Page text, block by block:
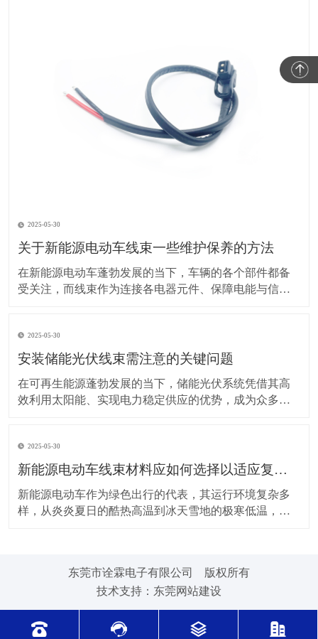
2025-05-30
关于新能源电动车线束一些维护保养的方法
在新能源电动车蓬勃发展的当下，车辆的各个部件都备
受关注，而线束作为连接各电器元件、保障电能与信号
让车辆运行更稳定、安全，还能延长其使用寿命。 日常
驾驶习惯对线束的影响不容小觑。平稳驾驶是维护线束
2025-05-30
安装储能光伏线束需注意的关键问题
在可再生能源蓬勃发展的当下，储能光伏系统凭借其高
效利用太阳能、实现电力稳定供应的优势，成为众多领
安全。因此，在安装储能光伏线束时，有许多问题需要
格外留意。 安装前的准备工作至关重要。在开始安装前
2025-05-30
新能源电动车线束材料应如何选择以适应复杂的环境温度范围？
新能源电动车作为绿色出行的代表，其运行环境复杂多
样，从炎炎夏日的酷热高温到冰天雪地的极寒低温，车
环境下，新能源电动车的电池、电机等部件工作时会散
东莞市诠霖电子有限公司 版权所有
技术支持： 东莞网站建设